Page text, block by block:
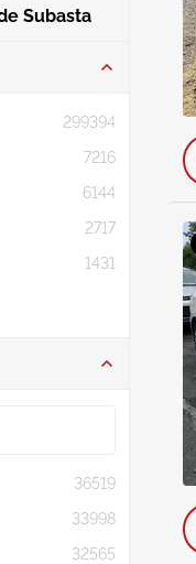
Subasta
299394
7216
6144
2717
1431
36519
33998
32565